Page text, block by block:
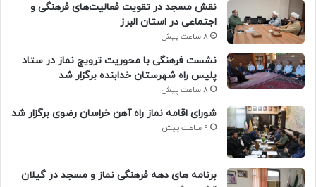
نقش مسجد در تقویت فعالیت‌های فرهنگی و
اجتماعی در استان البرز
8 ساعت پیش
نشست فرهنگی با محوریت ترویج نماز در ستاد
پلیس راه شهرستان خدابنده برگزار شد
8 ساعت پیش
شورای اقامه نماز راه آهن خراسان رضوی برگزار شد
9 ساعت پیش
برنامه های دهه فرهنگی نماز و مسجد در گیلان